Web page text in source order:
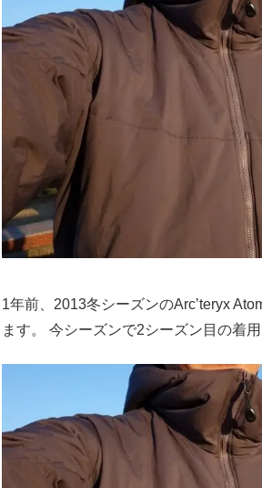
1年前、2013冬シーズンのArc’teryx
ます。 今シーズンで2シーズン目の着用